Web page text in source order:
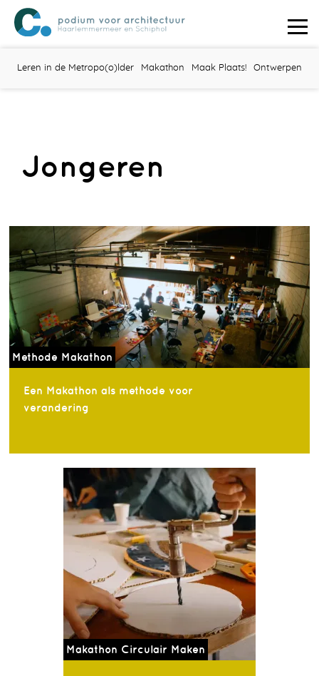
Leren in de Metropo(o)lder Makathon Maak Plaats! Ontwerpen
Jongeren
Methode Makathon
Een Makathon als methode voor
verandering
Makathon Circulair Maken